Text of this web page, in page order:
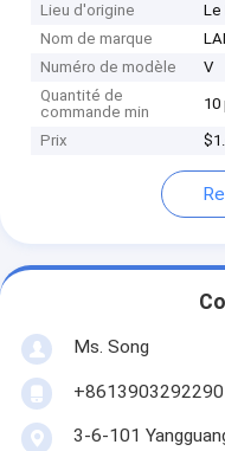
Lieu d'origine
Le
Nom de marque
Numéro de modèle
V
Quantité de
commande min
Prix
Ms. Song
+8613903292290
3-6-101